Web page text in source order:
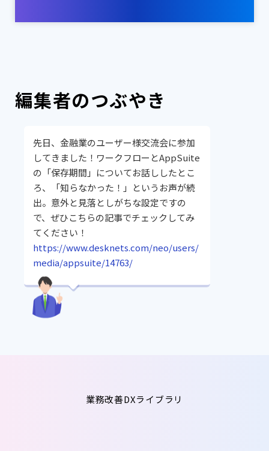
編集者のつぶやき
先日、金融業のユーザー様交流会に参加
してきました！ワークフローとAppSuite
の「保存期間」についてお話ししたとこ
ろ、「知らなかった！」というお声が続
出。意外と見落としがちな設定ですの
で、ぜひこちらの記事でチェックしてみ
てください！
https://www.desknets.com/neo/users/
media/appsuite/14763/
業務改善DXライブラリ